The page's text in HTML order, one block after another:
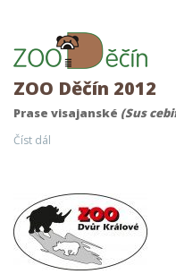
ZOO Děčín 2012
Prase visajanské (Sus
Číst dál